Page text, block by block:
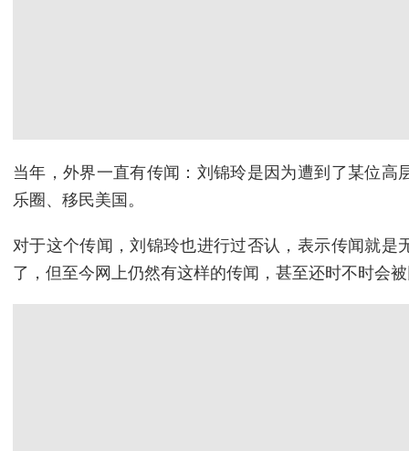
当年，外界一直有传闻：刘锦玲是因为遭到了某位高
乐圈、移民美国。
对于这个传闻，刘锦玲也进行过否认，表示传闻就是
了，但至今网上仍然有这样的传闻，甚至还时不时会